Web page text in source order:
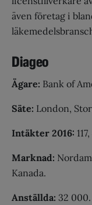
även företag i
Diageo
Ägare: Bank of
Säte: London,
Intäkter 2016:
Marknad:
Kanada.
Anställda: 32 000.